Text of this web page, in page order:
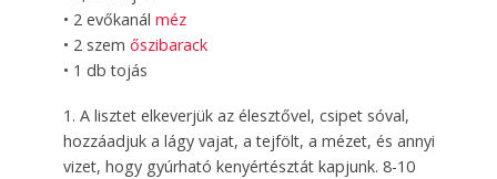
• 2 evőkanál méz
• 2 szem őszibarack
• 1 db tojás
1. A lisztet elkeverjük az élesztővel, csipet sóval,
hozzáadjuk a lágy vajat, a tejfölt, a mézet, és annyi
vizet, hogy gyúrható kenyértésztát kapjunk. 8-10